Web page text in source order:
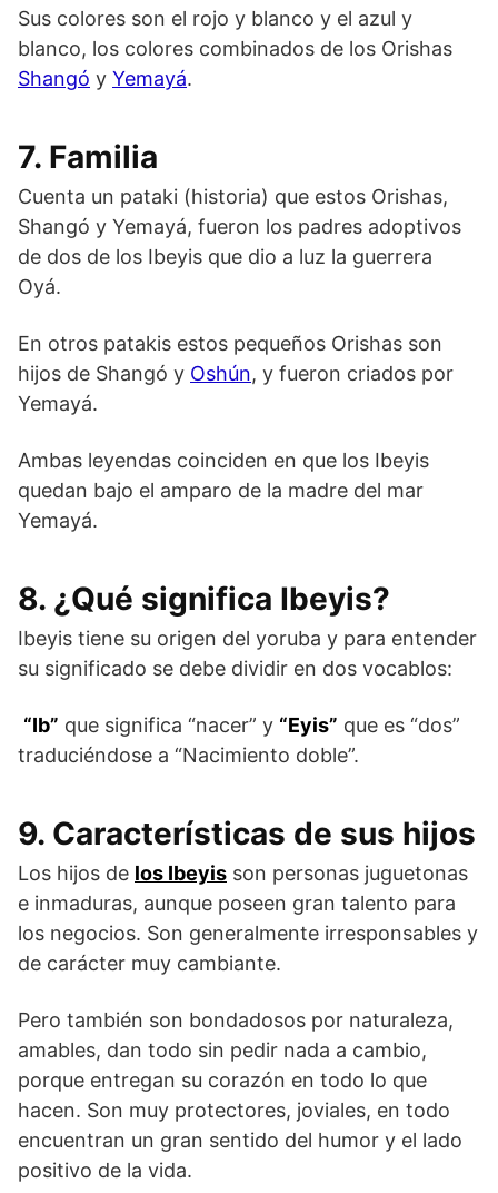
Sus colores son el rojo y blanco y el azul y
blanco, los colores combinados de los Orishas
Shangó y Yemayá.
7. Familia
Cuenta un pataki (historia) que estos Orishas,
Shangó y Yemayá, fueron los padres adoptivos
de dos de los Ibeyis que dio a luz la guerrera
Oyá.
En otros patakis estos pequeños Orishas son
hijos de Shangó y Oshún, y fueron criados por
Yemayá.
Ambas leyendas coinciden en que los Ibeyis
quedan bajo el amparo de la madre del mar
Yemayá.
8. ¿Qué significa Ibeyis?
Ibeyis tiene su origen del yoruba y para entender
su significado se debe dividir en dos vocablos:
“Ib” que significa “nacer” y “Eyis” que es “dos”
traduciéndose a “Nacimiento doble”.
9. Características de sus hijos
Los hijos de los Ibeyis son personas juguetonas
e inmaduras, aunque poseen gran talento para
los negocios. Son generalmente irresponsables y
de carácter muy cambiante.
Pero también son bondadosos por naturaleza,
amables, dan todo sin pedir nada a cambio,
porque entregan su corazón en todo lo que
hacen. Son muy protectores, joviales, en todo
encuentran un gran sentido del humor y el lado
positivo de la vida.